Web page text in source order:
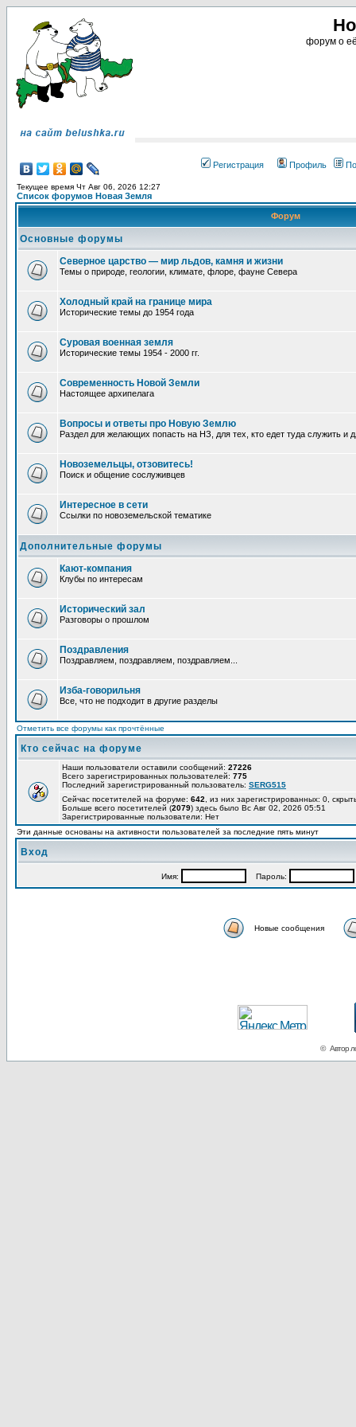
форум о
Регистрация Профиль
Текущее время Чт Авг 06, 2026 12:27
Список форумов Новая Земля
Форум
Основные форумы
Северное царство — мир льдов, камня и жизни
Темы о природе, геологии, климате, флоре, фауне Севера
Холодный край на границе мира
Исторические темы до 1954 года
Суровая военная земля
Исторические темы 1954 - 2000 гг.
Современность Новой Земли
Настоящее архипелага
Вопросы и ответы про Новую Землю
Раздел для желающих попасть на НЗ, для тех, кто едет туда служить и
Новоземельцы, отзовитесь!
Поиск и общение сослуживцев
Интересное в сети
Ссылки по новоземельской тематике
Дополнительные форумы
Кают-компания
Клубы по интересам
Исторический зал
Разговоры о прошлом
Поздравления
Поздравляем, поздравляем, поздравляем...
Изба-говорильня
Все, что не подходит в другие разделы
Отметить все форумы как прочтённые
Кто сейчас на форуме
Наши пользователи оставили сообщений: 27226
Всего зарегистрированных пользователей: 775
Последний зарегистрированный пользователь: SERG515
Сейчас посетителей на форуме: 642 , из них зарегистрированных: 0,
Больше всего посетителей (2079) здесь было Вс Авг 02, 2026 05:51
Зарегистрированные пользователи: Нет
Эти данные основаны на активности пользователей за последние пять минут
Вход
Имя: Пароль:
Новые сообщения
© Автор